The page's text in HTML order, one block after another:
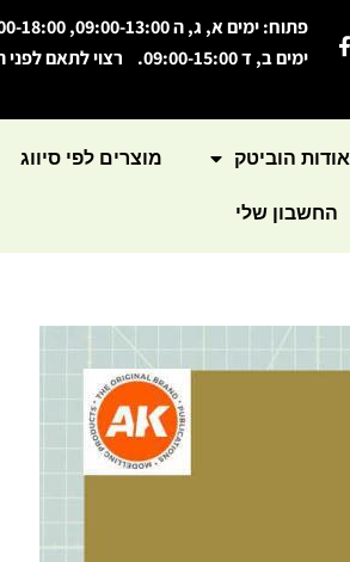
F
a
b
o
פתוח: ימים א, ג, ה 09:00-13:00, 16:00-18:00
ימים ב, ד 09:00-15:00. רצוי לתאם לפני ההגעה
אודות הוביטק מוצרים לפי סיווג
החשבון שלי